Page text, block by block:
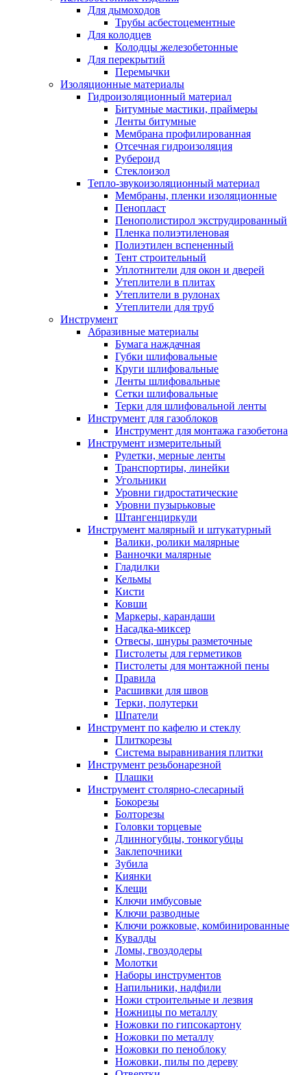
Для дымоходов
Трубы асбестоцементные
Для колодцев
Колодцы железобетонные
Для перекрытий
Перемычки
Изоляционные материалы
Гидроизоляционный материал
Битумные мастики, праймеры
Ленты битумные
Мембрана профилированная
Отсечная гидроизоляция
Рубероид
Стеклоизол
Тепло-звукоизоляционный материал
Мембраны, пленки изоляционные
Пенопласт
Пенополистирол экструдированный
Пленка полиэтиленовая
Полиэтилен вспененный
Тент строительный
Уплотнители для окон и дверей
Утеплители в плитах
Утеплители в рулонах
Утеплители для труб
Инструмент
Абразивные материалы
Бумага наждачная
Губки шлифовальные
Круги шлифовальные
Ленты шлифовальные
Сетки шлифовальные
Терки для шлифовальной ленты
Инструмент для газоблоков
Инструмент для монтажа газобетона
Инструмент измерительный
Рулетки, мерные ленты
Транспортиры, линейки
Угольники
Уровни гидростатические
Уровни пузырьковые
Штангенциркули
Инструмент малярный и штукатурный
Валики, ролики малярные
Ванночки малярные
Гладилки
Кельмы
Кисти
Ковши
Маркеры, карандаши
Насадка-миксер
Отвесы, шнуры разметочные
Пистолеты для герметиков
Пистолеты для монтажной пены
Правила
Расшивки для швов
Терки, полутерки
Шпатели
Инструмент по кафелю и стеклу
Плиткорезы
Система выравнивания плитки
Инструмент резьбонарезной
Плашки
Инструмент столярно-слесарный
Бокорезы
Болторезы
Головки торцевые
Длинногубцы, тонкогубцы
Заклепочники
Зубила
Киянки
Клещи
Ключи имбусовые
Ключи разводные
Ключи рожковые, комбинированные
Кувалды
Ломы, гвоздодеры
Молотки
Наборы инструментов
Напильники, надфили
Ножи строительные и лезвия
Ножницы по металлу
Ножовки по гипсокартону
Ножовки по металлу
Ножовки по пеноблоку
Ножовки, пилы по дереву